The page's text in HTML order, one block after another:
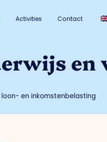
Activities Contact
en
en inkomstenbelasting